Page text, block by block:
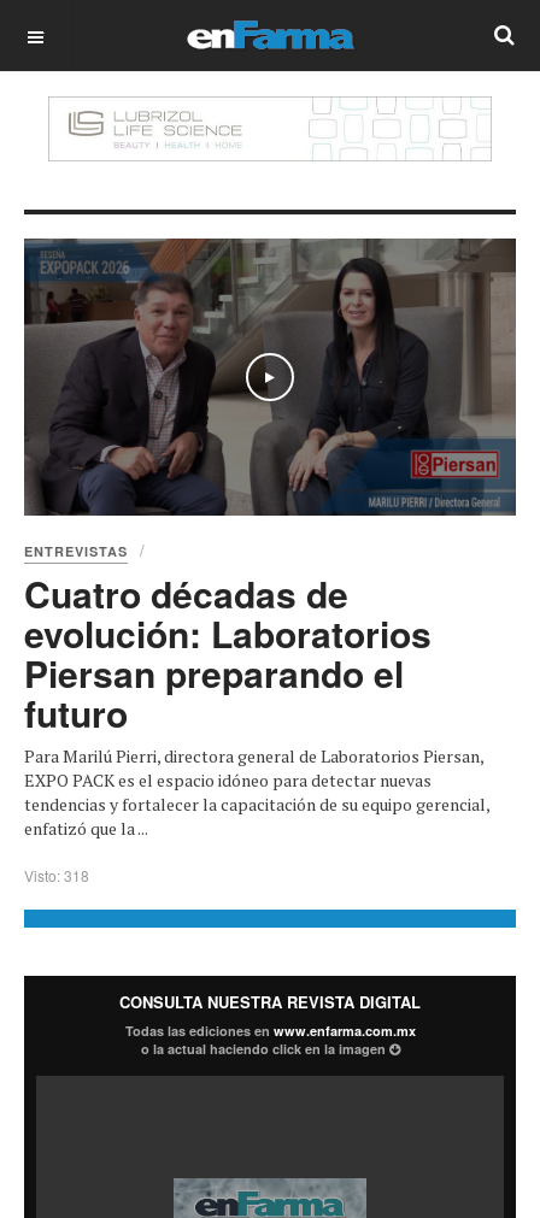
OFF CANVAS
Play
ENTREVISTAS
Cuatro décadas de
evolución: Laboratorios
Piersan preparando el
futuro
Para Marilú Pierri, directora general de Laboratorios Piersan,
EXPO PACK es el espacio idóneo para detectar nuevas
tendencias y fortalecer la capacitación de su equipo gerencial,
enfatizó que la ...
Visto: 318
CONSULTA NUESTRA REVISTA DIGITAL
Todas las ediciones en www.enfarma.com.mx
o la actual haciendo click en la imagen